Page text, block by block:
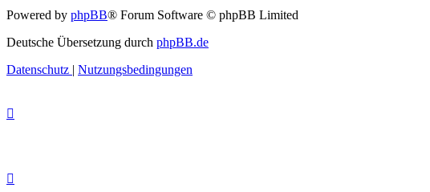
Powered by phpBB® Forum Software © phpBB Limited
Deutsche Übersetzung durch phpBB.de
Datenschutz | Nutzungsbedingungen